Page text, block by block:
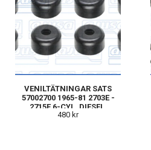
VENILTÄTNINGAR SATS
57002700 1965-81 2703E -
2715E 6-CYL. DIESEL.
480 kr